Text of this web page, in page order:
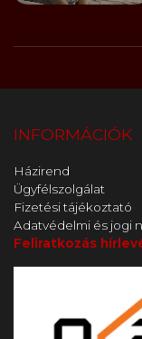
INFORMÁCIÓK
Házirend
Ügyfélszolgálat
Fizetési tájékoztató
Adatvédelmi és jogi
Feliratkozás